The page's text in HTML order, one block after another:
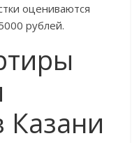
оцениваются
рублей.
Казани